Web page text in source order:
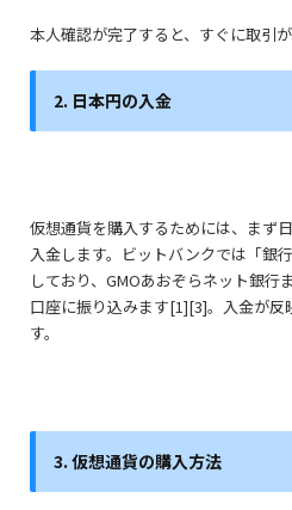
本人確認が完了すると、すぐに取引
2. 日本円の入金
仮想通貨を購入するためには、まず
入金します。ビットバンクでは「銀
しており、 GMOあおぞらネット銀行
口座に振り込みます[1][3]。入金が反
す。
3. 仮想通貨の購入方法